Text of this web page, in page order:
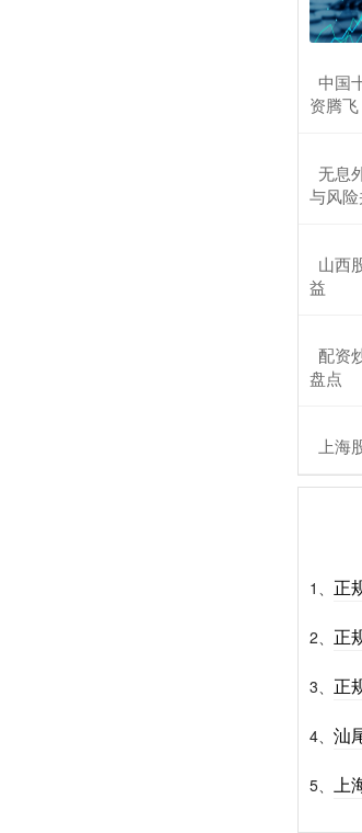
中国
资腾
无息
与风
山西
益
配资
盘点
上海
1、 正
2、 正
3、 正
4、 汕
5、 上